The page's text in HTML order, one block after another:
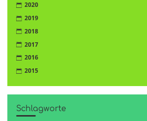
2020
2019
2018
2017
2016
2015
Schlagworte